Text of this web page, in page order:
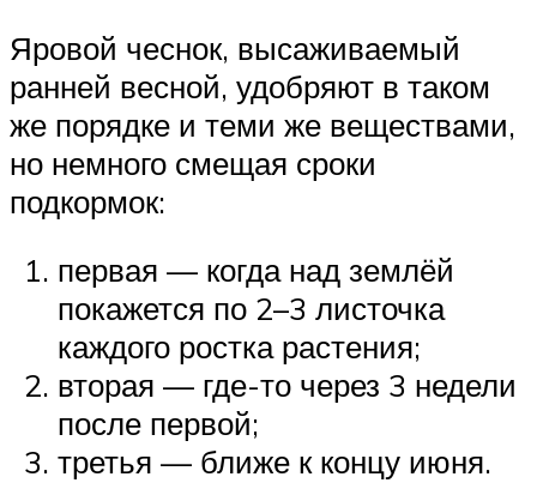
Яровой чеснок, высаживаемый
ранней весной, удобряют в таком
же порядке и теми же веществами,
но немного смещая сроки
подкормок:
первая — когда над землёй
покажется по 2–3 листочка
каждого ростка растения;
вторая — где-то через 3 недели
после первой;
третья — ближе к концу июня.